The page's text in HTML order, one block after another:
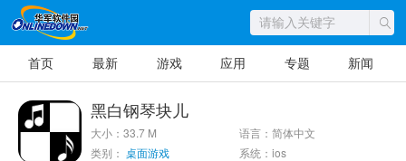
首页 最新 游戏 应用 专题 新闻
黑白钢琴块儿
大小：33.7 M
语言：简体中文
类别： 桌面游戏 系统：ios